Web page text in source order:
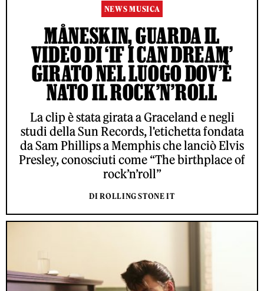
NEWS MUSICA
MÅNESKIN, GUARDA IL
VIDEO DI ‘IF I CAN DREAM’
GIRATO NEL LUOGO DOV’È
NATO IL ROCK’N’ROLL
La clip è stata girata a Graceland e negli
studi della Sun Records, l'etichetta fondata
da Sam Phillips a Memphis che lanciò Elvis
Presley, conosciuti come “The birthplace of
rock’n’roll”
DI ROLLING STONE IT